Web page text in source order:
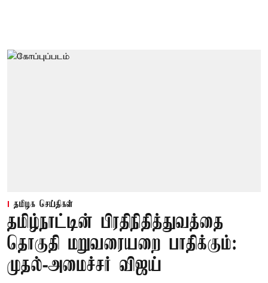
தமிழக செய்திகள்
தமிழ்நாட்டின் பிரதிநிதித்துவத்தை
தொகுதி மறுவரையறை பாதிக்கும்:
முதல்-அமைச்சர் விஜய்